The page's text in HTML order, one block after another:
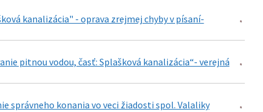
kanalizácia" - oprava zrejmej chyby v písaní-
pitnou vodou, časť: Splašková kanalizácia“- verejná
správneho konania vo veci žiadosti spol. Valaliky